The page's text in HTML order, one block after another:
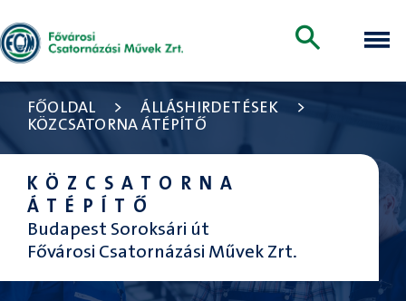
FŐOLDAL > ÁLLÁSHIRDETÉSEK
>
KÖZCSATORNA ÁTÉPÍTŐ
KÖZCSATORNA
ÁTÉPÍTŐ
Budapest Soroksári út
Fővárosi Csatornázási Művek Zrt.